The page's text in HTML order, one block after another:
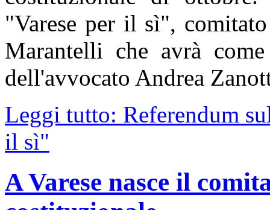
"Varese per il sì",
Marantelli che avrà
dell'avvocato Andrea
Leggi tutto: Referendum
il sì"
A Varese nasce il